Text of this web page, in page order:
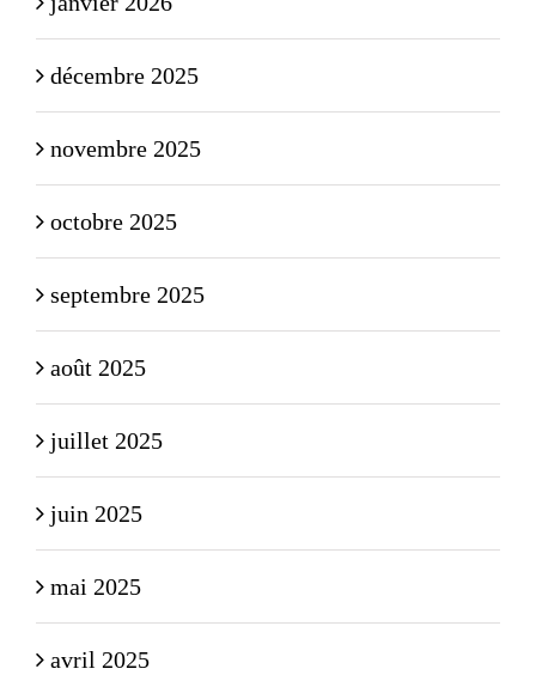
décembre 2025
novembre 2025
octobre 2025
septembre 2025
août 2025
juillet 2025
juin 2025
mai 2025
avril 2025